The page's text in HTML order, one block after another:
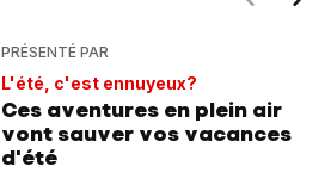
PRÉSENTÉ PAR
L'été, c'est ennuyeux?
Ces aventures en plein air
vont sauver vos vacances
d'été